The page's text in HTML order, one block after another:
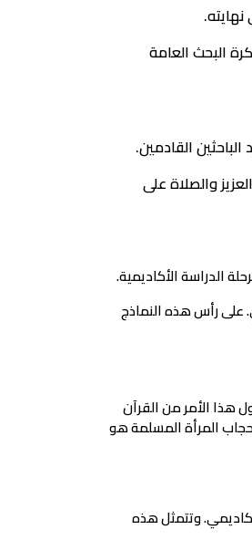
البحث العامة
القادمين.
والصلاة على
الدراسة الأكاديمية.
على رأس هذه النماذج
هذا الأمر من القرآن
حجاب المرأة المسلمة هو
وتتمثل هذه